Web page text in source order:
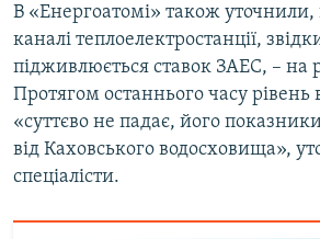
В «Енергоатомі» також уточнили,
каналі теплоелектростанції,
підживлюється ставок ЗАЕС, – на
Протягом останнього часу рівень
«суттєво не падає, його
від Каховського водосховища»,
спеціалісти.